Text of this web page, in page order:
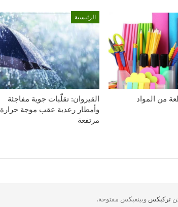
قطعة من المواد
الرئيسية
القيروان: تقلّبات جوية مفاجئة
وأمطار رعدية عقب موجة حرارة
مرتفعة
تركبكس وبينغبكس مفتوحة.